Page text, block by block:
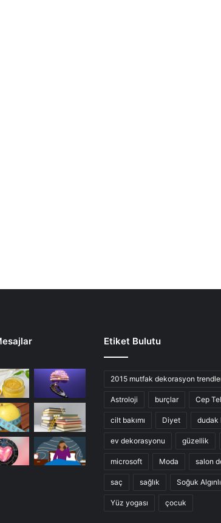
Etiket Bulutu
2015 mutfak dekorasyon
Astroloji burçlar Cep
cilt bakımı Diyet dudak
ev dekorasyonu güzellik
microsoft Moda salon
saç sağlık Soğuk
Yüz yogası çocuk